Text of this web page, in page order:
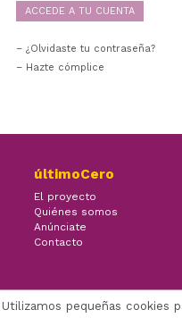
¿Olvidaste tu contraseña?
– Hazte cómplice
últimoCero
El proyecto
Quiénes somos
Anúnciate
Contacto
Utilizamos pequeñas cookies